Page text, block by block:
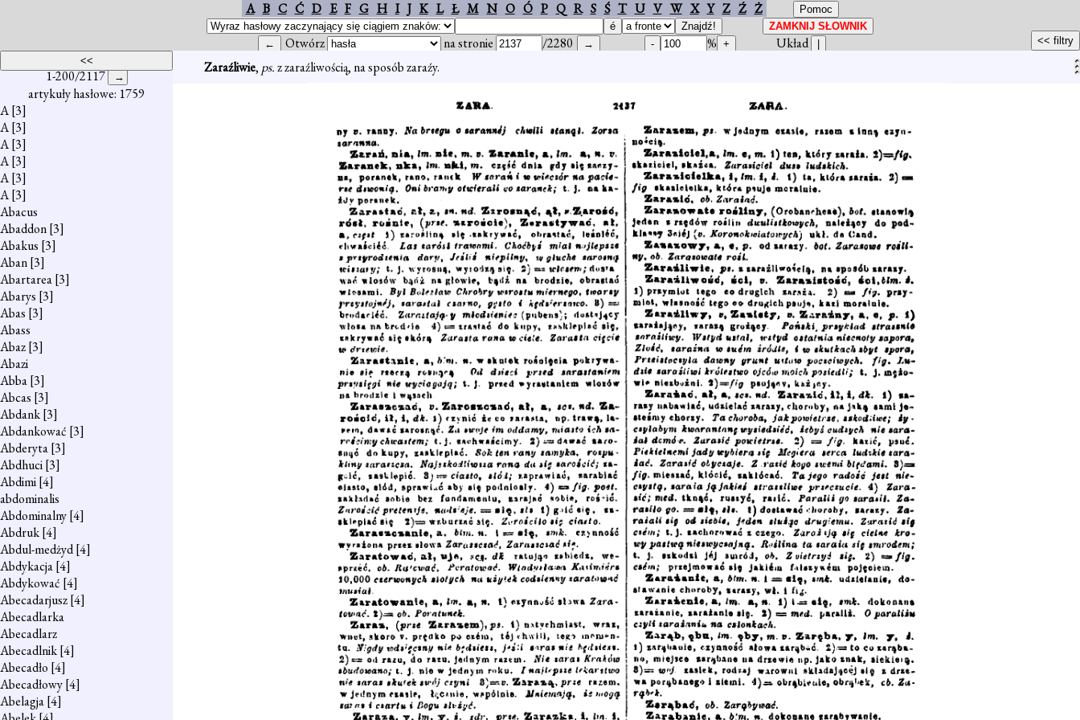
A B C Ć D E F G H I J K L Ł M N O Ó P Q R S Ś T U V W X Y Z Ź Ż
Otwórz na stronie /2280 %
Układ
1-200/2117
artykuły hasłowe: 1759
A[3]
A[3]
A[3]
A[3]
A[3]
A[3]
Abacus
Abaddon[3]
Abakus [3]
Aban[3]
Abartarea[3]
Abarys [3]
Abas [3]
Abass
Abaz[3]
Abazi
Abba[3]
Abcas [3]
Abdank[3]
Abdankować [3]
Abderyta[3]
Abdhuci[3]
Abdimi[4]
abdominalis
Abdominalny[4]
Abdruk[4]
Abdul-medżyd[4]
Abdykacja[4]
Abdykować [4]
Abecadarjusz[4]
Abecadlarka
Abecadlarz
Abecadlnik[4]
Abecadło [4]
Abecadłowy[4]
Abelagja[4]
Zaraźliwie, ps.z zaraźliwością, na sposób zaraźy.